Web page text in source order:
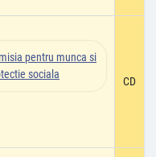
pentru munca si
sociala
CD